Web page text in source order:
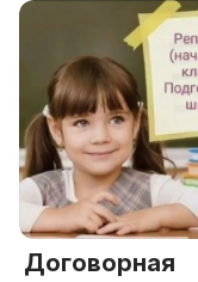
Договорная